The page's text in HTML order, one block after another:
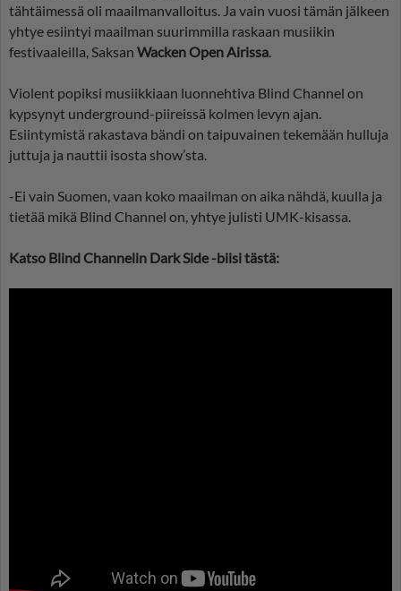
tähtäimessä oli maailmanvalloitus. Ja vain vuosi tämän jälkeen
yhtye esiintyi maailman suurimmilla raskaan musiikin
festivaaleilla, Saksan Wacken Open Airissa.
Violent popiksi musiikkiaan luonnehtiva Blind Channel on
kypsynyt underground-piireissä kolmen levyn ajan.
Esiintymistä rakastava bändi on taipuvainen tekemään hulluja
juttuja ja nauttii isosta show’sta.
-Ei vain Suomen, vaan koko maailman on aika nähdä, kuulla ja
tietää mikä Blind Channel on, yhtye julisti UMK-kisassa.
Katso Blind Channelin Dark Side -biisi tästä: